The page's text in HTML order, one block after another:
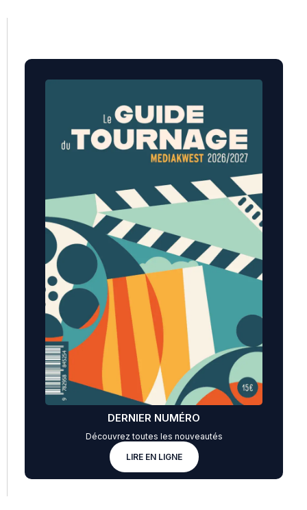
DERNIER NUMÉRO
Découvrez toutes les nouveautés
LIRE EN LIGNE